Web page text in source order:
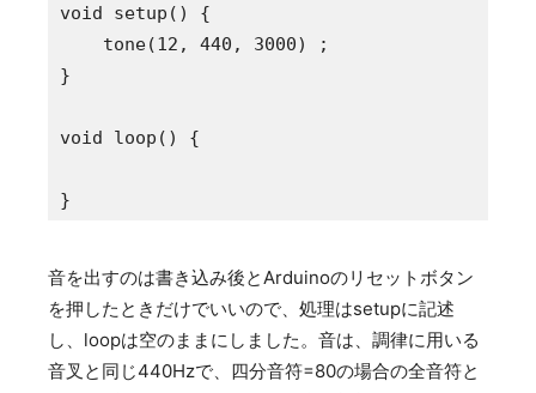
void setup() {
    tone(12, 440, 3000) ;
}
void loop() {
}
音を出すのは書き込み後とArduinoのリセットボタン
を押したときだけでいいので、処理はsetupに記述
し、loopは空のままにしました。音は、調律に用いる
音叉と同じ440Hzで、四分音符=80の場合の全音符と